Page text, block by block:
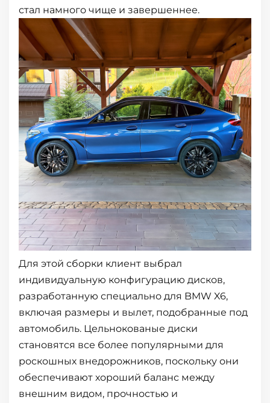
стал намного чище и завершеннее.
Для этой сборки клиент выбрал
индивидуальную конфигурацию дисков,
разработанную специально для BMW X6,
включая размеры и вылет, подобранные под
автомобиль. Цельнокованые диски
становятся все более популярными для
роскошных внедорожников, поскольку они
обеспечивают хороший баланс между
внешним видом, прочностью и